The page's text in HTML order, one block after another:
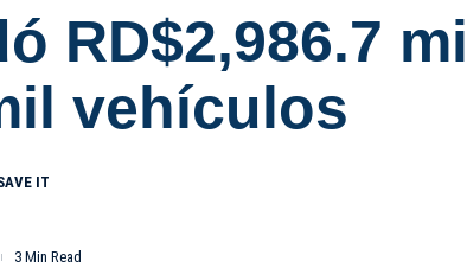
RD$2,986.7
vehículos
3 Min Read